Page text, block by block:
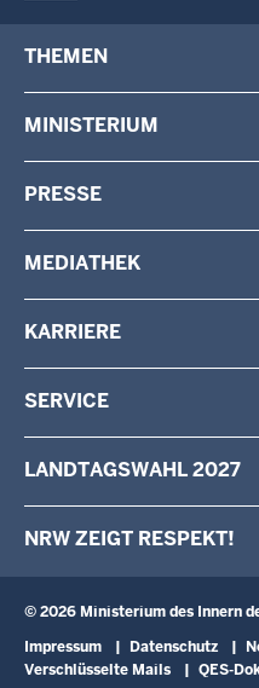
menu
THEMEN
Gefahrenabwehr
Verfassungsschutz
Beteiligung
Verwaltung
Vermessung
MINISTERIUM
Staatssekretärin
Aufgaben & Organisation
Behörden & Einrichtungen
PRESSE
Pressefotos
Pressekontakt
MEDIATHEK
KARRIERE
Das IM als Arbeitgeber
Karriere als Volljurist/
Ausbildung
Fortbildung
Landesqualifizierung für
SERVICE
Schreiben an den Minister
Anfahrt
Newsletter
Broschüren
Schulbesuche
LANDTAGSWAHL 2027
NRW ZEIGT RESPEKT!
© 2026 Ministerium des Innern
Fußzeile
Impressum Datenschutz
Verschlüsselte Mails
QES-